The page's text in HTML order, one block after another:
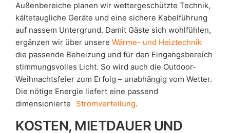
Außenbereiche planen wir wettergeschützte Technik,
kältetaugliche Geräte und eine sichere Kabelführung
auf nassem Untergrund. Damit Gäste sich wohlfühlen,
ergänzen wir über unsere Wärme- und Heiztechnik
die passende Beheizung und für den Eingangsbereich
stimmungsvolles Licht. So wird auch die Outdoor-
Weihnachtsfeier zum Erfolg – unabhängig vom Wetter.
Die nötige Energie liefert eine passend
dimensionierte
Stromverteilung.
KOSTEN, MIETDAUER UND